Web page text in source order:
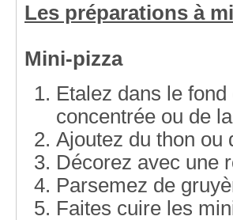
Les préparations à
Mini-pizza
Etalez dans le
concentrée ou de
Ajoutez du thon ou
Décorez avec une
Parsemez de
Faites cuire les